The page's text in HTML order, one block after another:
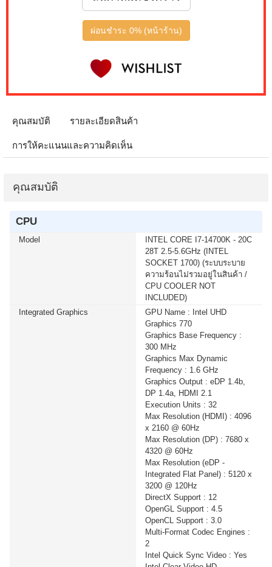
บาท เหลือเพียง 5,900 บาท MONITOR 32 SAMSUNG
IPS G5 G50F LS32FG502EEXXT 2K 180Hz G-SYNC-
COM (1 เซ็ต ต่อ 1 จอ) สนใจโปรโมชั่นนี้ ติดต่อ 02-017-
เมื่อซื้อพร้อมคอมเซ็ต ลดทันที 50 บาท จากปกติ 740 บาท
เหลือเพียง 690 บาท KEYBOARD+MOUSE LOGITECH
โปรโมชั่นนี้ ติดต่อ 02-017-4444
เมื่อซื้อพร้อมคอมเซ็ต ลดทันที 400 บาท จากปกติ 4,090
บาท เหลือเพียง 3,690 บาท MICROSOFT WINDOWS 11
เซ็ต ต่อ 1 อัน) สนใจโปรโมชั่นนี้ ติดต่อ 02-017-4444
HOME (ENG / 64 BIT / FPP / USB / HAJ-00090) (1 เซ็ต
ต่อ 1 อัน) สนใจโปรโมชั่นนี้ ติดต่อ 02-017-4444
เมื่อซื้อพร้อมคอมเซ็ต ลดทันที 750 บาท จากปกติ 5,990
บาท เหลือเพียง 5,240 บาท UPS SYNDOME (ECO II-
2200-LCD) 2000VA/1200WATT(1 เซ็ต ต่อ 1 อัน) สนใจ
โปรโมชั่นนี้ ติดต่อ 02-017-4444
เมื่อซื้อพร้อมคอมเซ็ต ลดทันที 740 บาท จากปกติ 6,990
บาท เหลือเพียง 6,250 บาท UPS SYNDOME (ATOM-
2000) 2000VA/1200WATT (1 เซ็ต ต่อ 1 อัน) สนใจโปรโม
เมื่อซื้อพร้อมคอมเซ็ต ลดทันที 160 บาท จากปกติ 1,690
บาท เหลือเพียง 1,530 บาท UPS SYNDOME (ATOM-850-
LED) 850VA/360WATT (1 เซ็ต ต่อ 1 อัน) สนใจโปรโมชั่น
เมื่อซื้อพร้อมคอมเซ็ต ลดทันที 430 บาท จากปกติ 2,590
บาท เหลือเพียง 2,160 บาท UPS SYNDOME (ATOM-
1000-LED) 1000VA/630WATT (1 เซ็ต ต่อ 1 อัน) สนใจโปร
โมชั่นนี้ ติดต่อ 02-017-4444
เมื่อซื้อพร้อมคอมเซ็ต ลดทันที 600 บาท จากปกติ 4,890
บาท เหลือเพียง 4,290 บาท UPS SYNDOME (ECO II
ผ่อนชำระ 0% (หน้าร้าน)
คุณสมบัติ รายละเอียดสินค้า
การให้คะแนนและความคิดเห็น
คุณสมบัติ
CPU
Model
INTEL CORE I7-14700K - 20C
28T 2.5-5.6GHz (INTEL
SOCKET 1700) (ระบบระบาย
ความร้อนไม่รวมอยู่ในสินค้า /
CPU COOLER NOT
INCLUDED)
Integrated Graphics
GPU Name : Intel UHD
Graphics 770
Graphics Base Frequency :
300 MHz
Graphics Max Dynamic
Frequency : 1.6 GHz
Graphics Output : eDP 1.4b,
DP 1.4a, HDMI 2.1
Execution Units : 32
Max Resolution (HDMI) : 4096
x 2160 @ 60Hz
Max Resolution (DP) : 7680 x
4320 @ 60Hz
Max Resolution (eDP -
Integrated Flat Panel) : 5120 x
3200 @ 120Hz
DirectX Support : 12
OpenGL Support : 4.5
OpenCL Support : 3.0
Multi-Format Codec Engines :
2
Intel Quick Sync Video : Yes